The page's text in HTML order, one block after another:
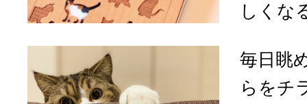
しくな
毎日眺
らをチ